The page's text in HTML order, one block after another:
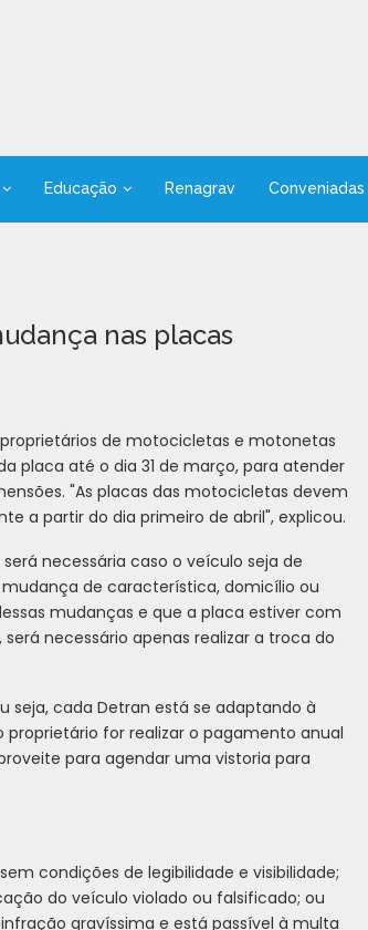
Educação Renagrav Conveniadas
nas placas
de motocicletas e motonetas
placa até o dia 31 de março, para atender
"As placas das motocicletas devem
a partir do dia primeiro de abril", explicou.
necessária caso o veículo seja de
de característica, domicílio ou
mudanças e que a placa estiver com
necessário apenas realizar a troca do
seja, cada Detran está se adaptando à
for realizar o pagamento anual
para agendar uma vistoria para
condições de legibilidade e visibilidade;
do veículo violado ou falsificado; ou
gravíssima e está passível à multa